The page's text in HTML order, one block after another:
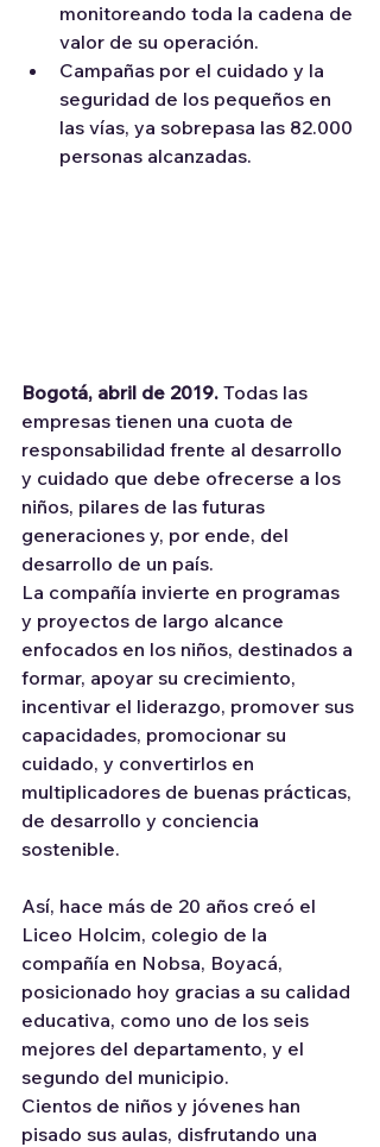
monitoreando toda la cadena de
valor de su operación.
Campañas por el cuidado y la
seguridad de los pequeños en
las vías, ya sobrepasa las 82.000
personas alcanzadas.
Bogotá, abril de 2019. Todas las
empresas tienen una cuota de
responsabilidad frente al desarrollo
y cuidado que debe ofrecerse a los
niños, pilares de las futuras
generaciones y, por ende, del
desarrollo de un país.
La compañía invierte en programas
y proyectos de largo alcance
enfocados en los niños, destinados a
formar, apoyar su crecimiento,
incentivar el liderazgo, promover sus
capacidades, promocionar su
cuidado, y convertirlos en
multiplicadores de buenas prácticas,
de desarrollo y conciencia
sostenible.
Así, hace más de 20 años creó el
Liceo Holcim, colegio de la
compañía en Nobsa, Boyacá,
posicionado hoy gracias a su calidad
educativa, como uno de los seis
mejores del departamento, y el
segundo del municipio.
Cientos de niños y jóvenes han
pisado sus aulas, disfrutando una